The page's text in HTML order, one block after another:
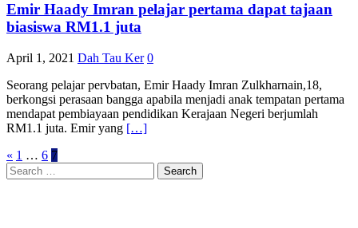
Emir Haady Imran pelajar pertama dapat tajaan
biasiswa RM1.1 juta
April 1, 2021 Dah Tau Ker 0
Seorang pelajar pervbatan, Emir Haady Imran Zulkharnain,18,
berkongsi perasaan bangga apabila menjadi anak tempatan pertama
mendapat pembiayaan pendidikan Kerajaan Negeri berjumlah
RM1.1 juta. Emir yang […]
Posts
navigation
« 1 … 6 7
Search
for: